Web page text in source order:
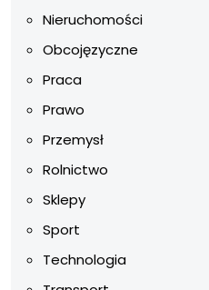
Nieruchomości
Obcojęzyczne
Praca
Prawo
Przemysł
Rolnictwo
Sklepy
Sport
Technologia